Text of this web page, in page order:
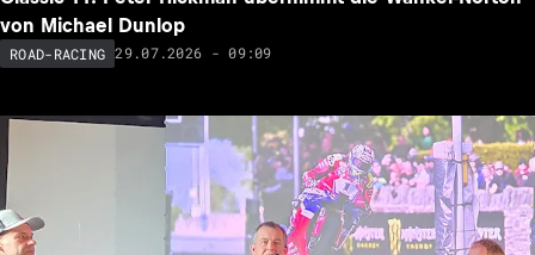
von Michael Dunlop
ROAD-RACING 29.07.2026 - 09:09